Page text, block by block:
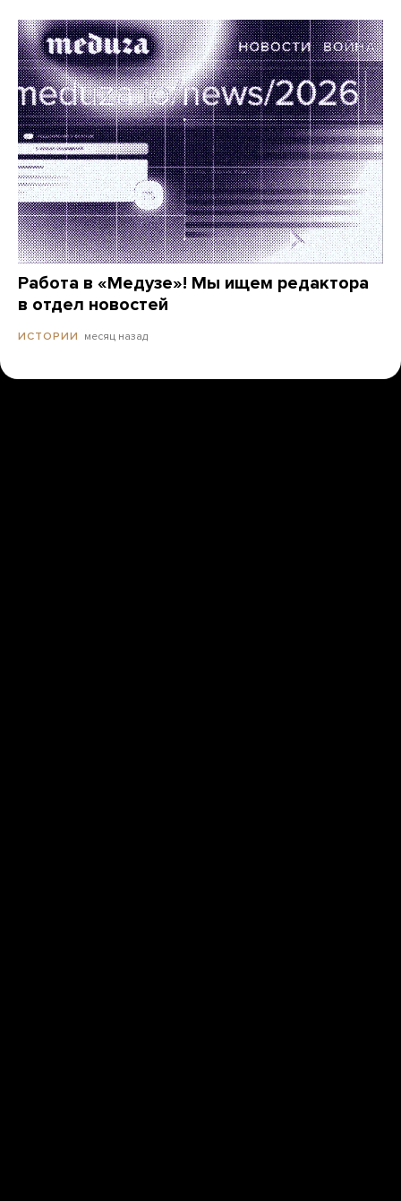
Работа в «Медузе»! Мы ищем редактора
в отдел новостей
ИСТОРИИ месяц назад